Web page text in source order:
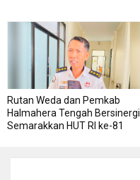
Rutan Weda dan Pemkab
Halmahera Tengah Bersinergi
Semarakkan HUT RI ke-81